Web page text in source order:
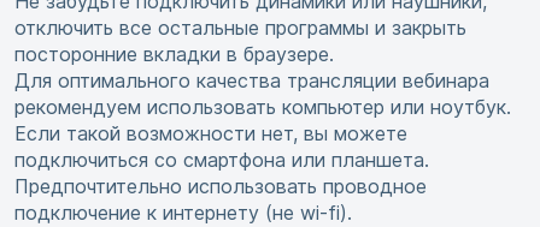
отключить все остальные программы и закрыть
посторонние вкладки в браузере.
Для оптимального качества трансляции вебинара
рекомендуем использовать компьютер или ноутбук.
Если такой возможности нет, вы можете
подключиться со смартфона или планшета.
Предпочтительно использовать проводное
подключение к интернету (не wi-fi).